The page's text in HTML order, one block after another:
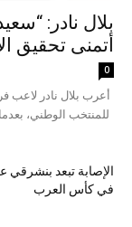
بلال نادر:
أتمنى تحقيق
0
للمنتخب الوطني،
الإصابة تبعد بنشرقي
في كأس العرب